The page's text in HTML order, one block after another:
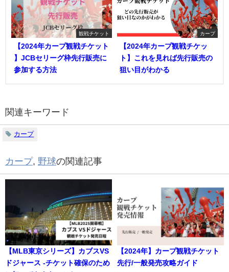
観戦チケット
【2024年カープ観戦チケット
】JCBセリーグ枠先行販売に
参加する方法
カープ
【2024年カープ観戦チケッ
ト】これを見れば先行販売の
狙い目がわかる
関連キーワード
カープ
カープ, 野球の関連記事
【MLB東京シリーズ】カブスVS
ドジャース -チケット確保のため
【2024年】カープ観戦チケット
先行/一般発売攻略ガイド